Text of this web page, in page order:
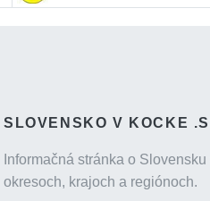
SLOVENSKO V KOCKE
Informačná stránka o
okresoch, krajoch a regiónoch.